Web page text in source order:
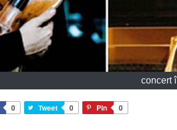
concert
0 Tweet 0 Pin 0